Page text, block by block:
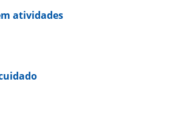
atividades